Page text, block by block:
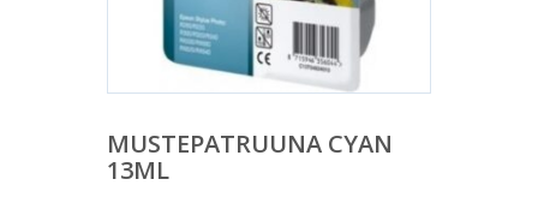
MUSTEPATRUUNA CYAN
13ML